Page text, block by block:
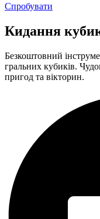
Спробувати
Кидання
Безкоштовний
гральних кубиків.
пригод та вікторин.